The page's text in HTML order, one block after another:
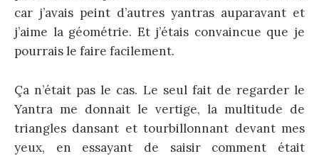
car j’avais peint d’autres yantras auparavant et
j’aime la géométrie. Et j’étais convaincue que je
pourrais le faire facilement.
Ça n’était pas le cas. Le seul fait de regarder le
Yantra me donnait le vertige, la multitude de
triangles dansant et tourbillonnant devant mes
yeux, en essayant de saisir comment était